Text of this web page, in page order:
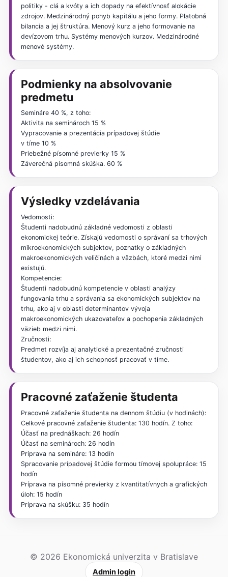
politiky - clá a kvóty a ich dopady na efektívnosť alokácie
zdrojov. Medzinárodný pohyb kapitálu a jeho formy. Platobná
bilancia a jej štruktúra. Menový kurz a jeho formovanie na
devízovom trhu. Systémy menových kurzov. Medzinárodné
menové systémy.
Podmienky na absolvovanie
predmetu
Semináre 40 %, z toho:
Aktivita na seminároch 15 %
Vypracovanie a prezentácia prípadovej štúdie
v tíme 10 %
Priebežné písomné previerky 15 %
Záverečná písomná skúška. 60 %
Výsledky vzdelávania
Vedomosti:
Študenti nadobudnú základné vedomosti z oblasti
ekonomickej teórie. Získajú vedomosti o správaní sa trhových
mikroekonomických subjektov, poznatky o základných
makroekonomických veličinách a väzbách, ktoré medzi nimi
existujú.
Kompetencie:
Študenti nadobudnú kompetencie v oblasti analýzy
fungovania trhu a správania sa ekonomických subjektov na
trhu, ako aj v oblasti determinantov vývoja
makroekonomických ukazovateľov a pochopenia základných
väzieb medzi nimi.
Zručnosti:
Predmet rozvíja aj analytické a prezentačné zručnosti
študentov, ako aj ich schopnosť pracovať v tíme.
Pracovné zaťaženie študenta
Pracovné zaťaženie študenta na dennom štúdiu (v hodinách):
Celkové pracovné zaťaženie študenta: 130 hodín. Z toho:
Účasť na prednáškach: 26 hodín
Účasť na seminároch: 26 hodín
Príprava na semináre: 13 hodín
Spracovanie prípadovej štúdie formou tímovej spolupráce: 15
hodín
Príprava na písomné previerky z kvantitatívnych a grafických
úloh: 15 hodín
Príprava na skúšku: 35 hodín
© 2026 Ekonomická univerzita v Bratislave
Admin login